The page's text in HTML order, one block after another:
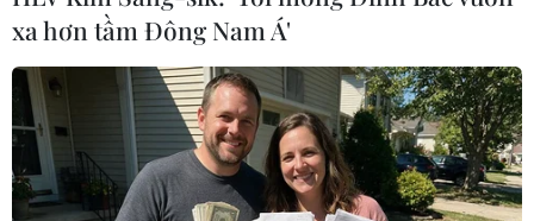
xa hơn tầm Đông Nam Á'